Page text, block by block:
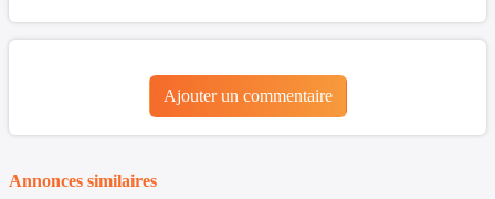
Ajouter un commentaire
Annonces similaires